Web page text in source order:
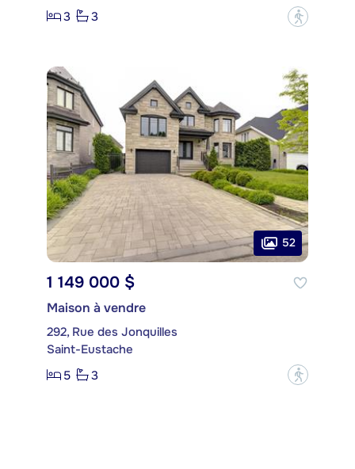
3
3 ?
52
1 149 000 $
Maison à vendre
292, Rue des Jonquilles
Saint-Eustache
5
3 ?